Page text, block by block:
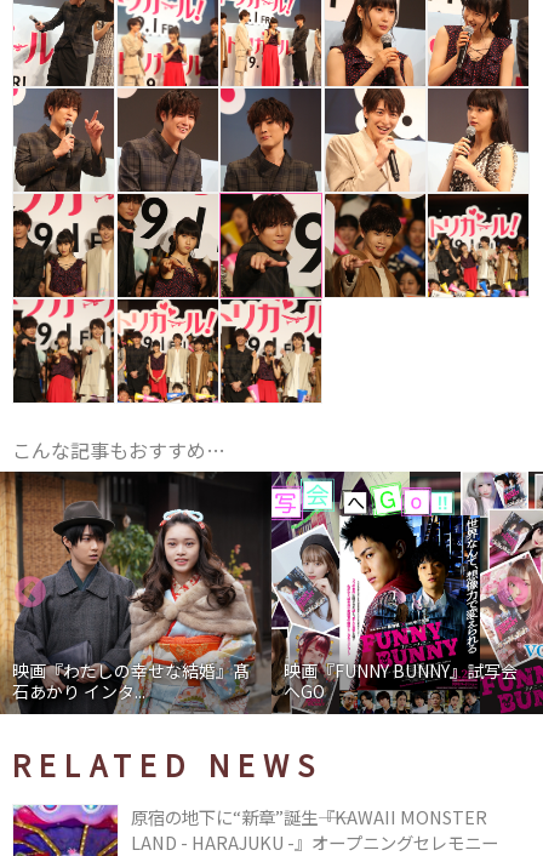
こんな記事もおすすめ…
映画『わたしの幸せな結婚』髙
石あかり インタ...
映画『FUNNY BUNNY』試写会
へGO
RELATED NEWS
原宿の地下に“新章”誕生――『KAWAII MONSTER
LAND - HARAJUKU -』オープニングセレモニー